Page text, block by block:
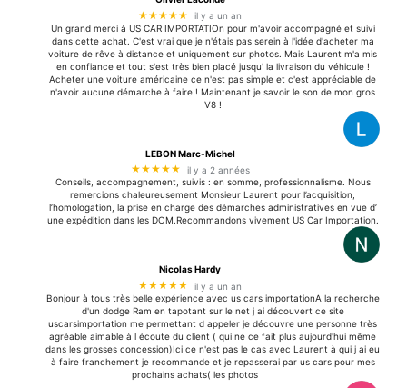
★★★★★
il y a un an
Un grand merci à US CAR IMPORTATIOn pour m'avoir accompagné et suivi
dans cette achat. C'est vrai que je n'étais pas serein à l'idée d'acheter ma
voiture de rêve à distance et uniquement sur photos. Mais Laurent m'a mis
en confiance et tout s'est très bien placé jusqu' la livraison du véhicule !
Acheter une voiture américaine ce n'est pas simple et c'est appréciable de
n'avoir aucune démarche à faire ! Maintenant je savoir le son de mon gros
V8 !
LEBON Marc-Michel
★★★★★
il y a 2 années
Conseils, accompagnement, suivis : en somme, professionnalisme. Nous
remercions chaleureusement Monsieur Laurent pour l’acquisition,
l’homologation, la prise en charge des démarches administratives en vue d’
une expédition dans les DOM.Recommandons vivement US Car Importation.
Nicolas Hardy
★★★★★
il y a un an
Bonjour à tous très belle expérience avec us cars importationA la recherche
d'un dodge Ram en tapotant sur le net j ai découvert ce site
uscarsimportation me permettant d appeler je découvre une personne très
agréable aimable à l écoute du client ( qui ne ce fait plus aujourd'hui même
dans les grosses concession)Ici ce n'est pas le cas avec Laurent à qui j ai eu
à faire franchement je recommande et je repasserai par us cars pour mes
prochains achats( les photos